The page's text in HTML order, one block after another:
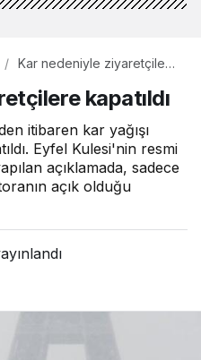
Kar nedeniyle ziyaretçilere
kapatıldı
itibaren kar yağışı
Eyfel Kulesi'nin resmi
açıklamada, sadece
açık olduğu